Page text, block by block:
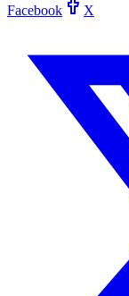
Facebook X